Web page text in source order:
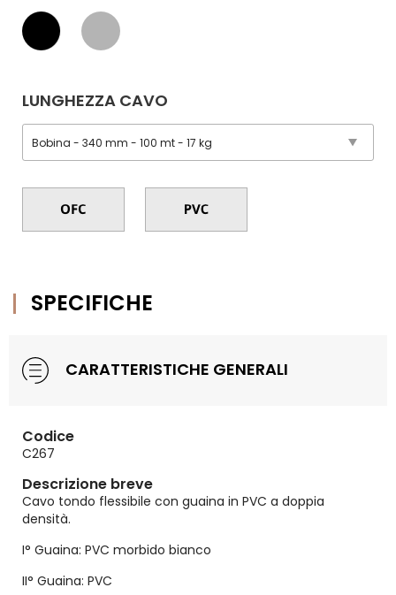
LUNGHEZZA CAVO
SPECIFICHE
CARATTERISTICHE GENERALI
Codice
C267
Descrizione breve
Cavo tondo flessibile con guaina in PVC a doppia
densità.
I° Guaina: PVC morbido bianco
II° Guaina: PVC